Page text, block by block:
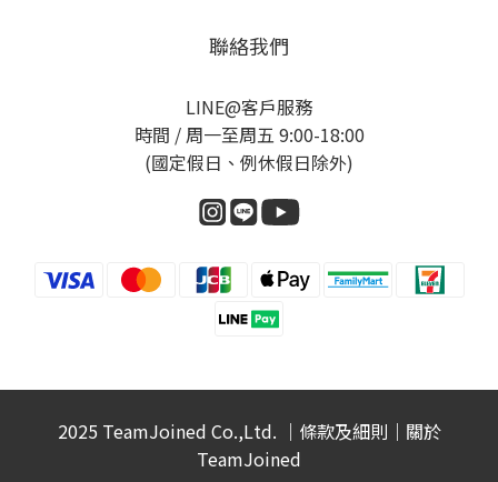
聯絡我們
LINE@客戶服務
時間 / 周一至周五 9:00-18:00
(國定假日、例休假日除外)
2025 TeamJoined Co.,Ltd. ｜ 條款及細則 ｜ 關於
TeamJoined